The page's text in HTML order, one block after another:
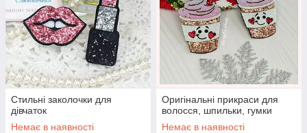
Стильні заколочки для
дівчаток
Немає в наявності
Оригінальні прикраси для
волосся, шпильки, гумки
Немає в наявності